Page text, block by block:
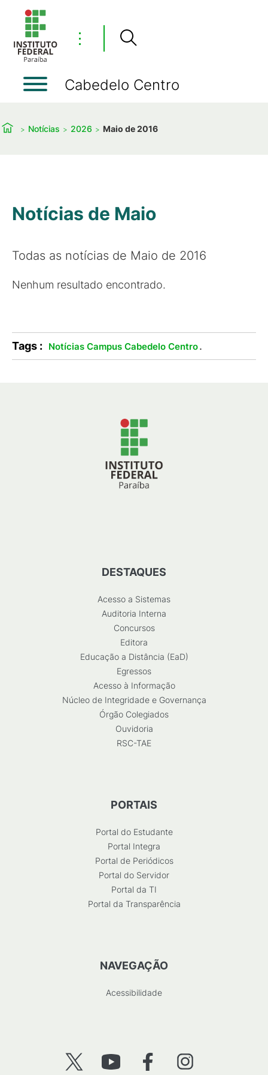
⋮
Cabedelo Centro
Notícias 2026 Maio de 2016
Notícias de Maio
Todas as notícias de Maio de 2016
Nenhum resultado encontrado.
Tags : Notícias Campus Cabedelo Centro.
DESTAQUES
Acesso a Sistemas
Auditoria Interna
Concursos
Editora
Educação a Distância (EaD)
Egressos
Acesso à Informação
Núcleo de Integridade e Governança
Órgão Colegiados
Ouvidoria
RSC-TAE
PORTAIS
Portal do Estudante
Portal Integra
Portal de Periódicos
Portal do Servidor
Portal da TI
Portal da Transparência
NAVEGAÇÃO
Acessibilidade